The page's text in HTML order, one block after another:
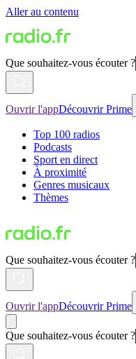
Aller au contenu
Que souhaitez-vous écouter ?
Ouvrir l'appDécouvrir Prime
Top 100 radios
Podcasts
Sport en direct
À proximité
Genres musicaux
Thèmes
Que souhaitez-vous écouter ?
Ouvrir l'appDécouvrir Prime
Que souhaitez-vous écouter ?